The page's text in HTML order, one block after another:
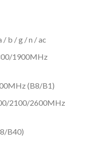
/ b / g / n / ac
1900MHz
(B8/B1)
2100/2600MHz
B40)